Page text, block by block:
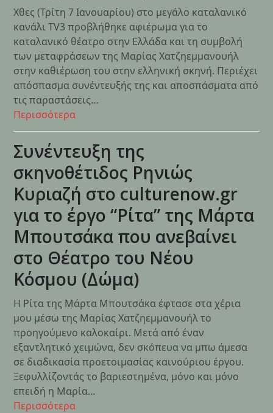
Χθες (Τρίτη 7 Ιανουαρίου) στο μεγάλο καταλανικό
κανάλι TV3 προβλήθηκε αφιέρωμα για το
καταλανικό θέατρο στην Ελλάδα και τη συμβολή
των μεταφράσεων της Μαρίας Χατζηεμμανουήλ
στην καθιέρωση του στην ελληνική σκηνή. Περιέχει
απόσπασμα συνέντευξής της και αποσπάσματα από
τις παραστάσεις…
Περισσότερα
Συνέντευξη της
σκηνοθέτιδος Ρηνιώς
Κυριαζή στο culturenow.gr
για το έργο “Ρίτα” της Μάρτα
Μπουτσάκα που ανεβαίνει
στο Θέατρο του Νέου
Κόσμου (Δώμα)
Η Ρίτα της Μάρτα Μπουτσάκα έφτασε στα χέρια
μου μέσω της Μαρίας Χατζηεμμανουήλ το
προηγούμενο καλοκαίρι. Μετά από έναν
εξαντλητικό χειμώνα, δεν σκόπευα να μπω άμεσα
σε διαδικασία προετοιμασίας καινούριου έργου.
Ξεφυλλίζοντάς το βαριεστημένα, μόνο και μόνο
επειδή η Μαρία…
Περισσότερα